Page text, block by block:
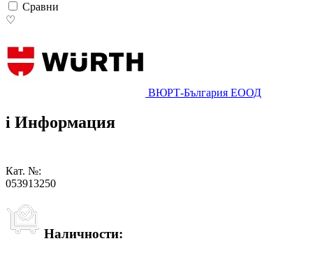
Сравни
♡
ВЮРТ-България ЕООД
i Информация
Кат. №:
053913250
Наличности: